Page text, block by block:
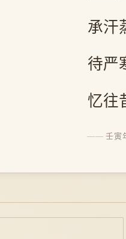
承汗
待严
忆往
壬寅